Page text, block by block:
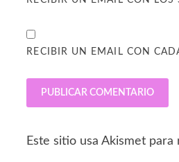
RECIBIR UN EMAIL CON
Este sitio usa Akismet